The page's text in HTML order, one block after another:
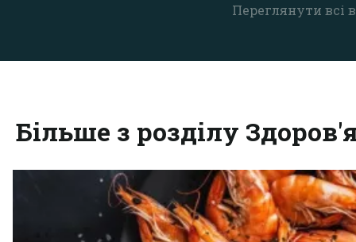
Переглянути всі
Більше з розділу